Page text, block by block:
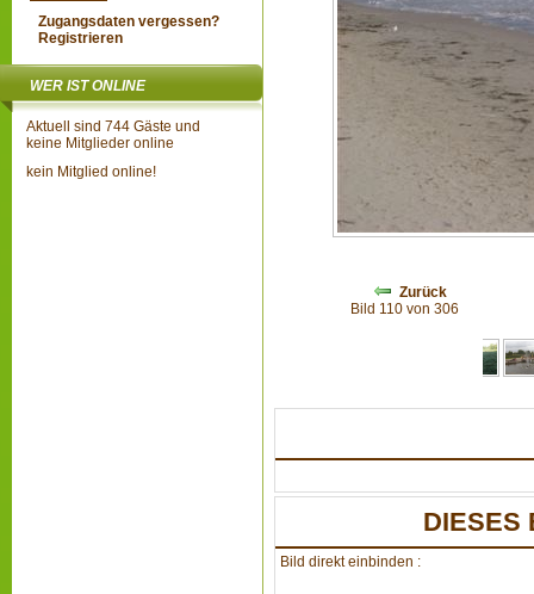
Zugangsdaten vergessen?
Registrieren
WER IST ONLINE
Aktuell sind 744 Gäste und
keine Mitglieder online
kein Mitglied online!
Zurück
Bild 110 von 306
DIESES
Bild direkt einbinden :